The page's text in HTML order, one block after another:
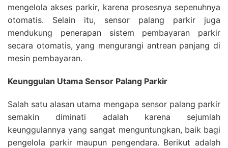
mengelola akses parkir, karena prosesnya sepenuhnya
otomatis. Selain itu, sensor palang parkir juga
mendukung penerapan sistem pembayaran parkir
secara otomatis, yang mengurangi antrean panjang di
mesin pembayaran.
Keunggulan Utama Sensor Palang Parkir
Salah satu alasan utama mengapa sensor palang parkir
semakin diminati adalah karena sejumlah
keunggulannya yang sangat menguntungkan, baik bagi
pengelola parkir maupun pengendara. Berikut adalah